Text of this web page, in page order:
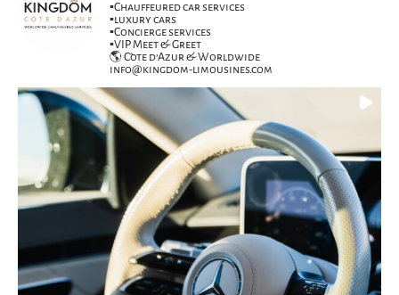
▪️Chauffeured car services
▪️luxury cars
▪️Concierge services
▪️VIP Meet & Greet
🌎 Côte d’Azur & Worldwide
info@kingdom-limousines.com